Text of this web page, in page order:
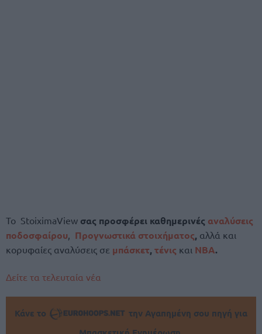
Το StoiximaView σας προσφέρει καθημερινές αναλύσεις
ποδοσφαίρου
Προγνωστικά στοιχήματος, αλλά και
κορυφαίες αναλύσεις σε μπάσκετ, τένις και NBA.
Δείτε τα τελευταία νέα
Κάνε το
την Αγαπημένη σου πηγή για